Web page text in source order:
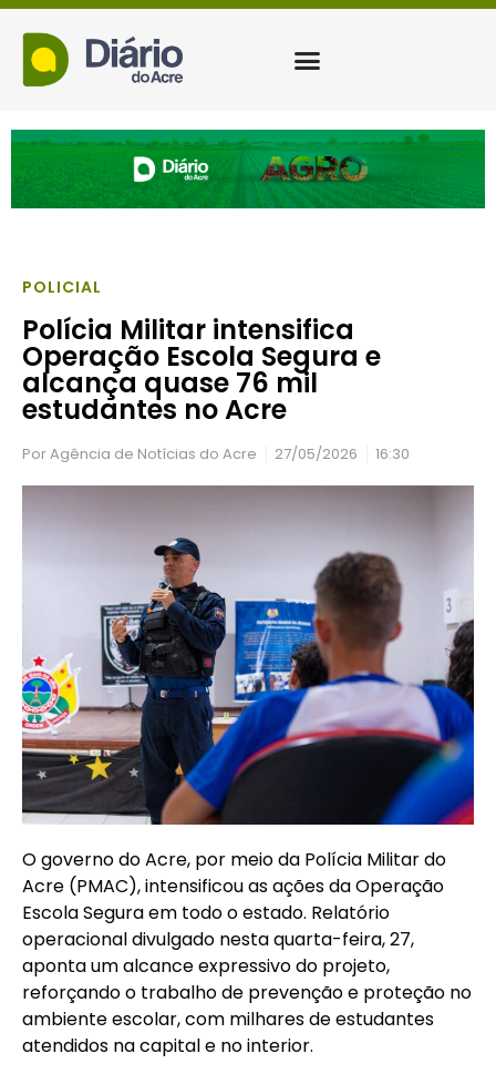
POLICIAL
Polícia Militar intensifica
Operação Escola Segura e
alcança quase 76 mil
estudantes no Acre
PorAgência de Notícias do Acre 27/05/2026 16:30
O governo do Acre, por meio da Polícia Militar do
Acre (PMAC), intensificou as ações da Operação
Escola Segura em todo o estado. Relatório
operacional divulgado nesta quarta-feira, 27,
aponta um alcance expressivo do projeto,
reforçando o trabalho de prevenção e proteção no
ambiente escolar, com milhares de estudantes
atendidos na capital e no interior.